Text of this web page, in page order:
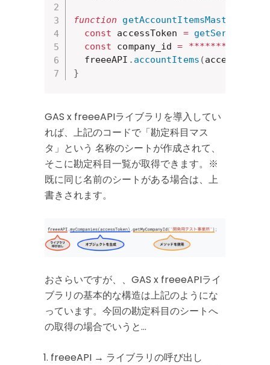
function getAccountItemsMaster
const accessToken = getService
const company_id = *******
  freeeAPI
. accountItems (accessToken
}
GAS x freeeAPIライブラリを導入してい
れば、上記のコードで「勘定科目マス
タ」という 名称のシートが作成されて、
そこに勘定科目一覧が取得できます。※
既に同じ名前のシートがある場合は、上
書きされます。
おさらいですが、、GAS x freeeAPIライ
ブラリの基本的な構造は上記のようにな
っています。今回の勘定科目のシートへ
の取得の場合でいうと…
freeeAPI → ライブラリの呼び出し